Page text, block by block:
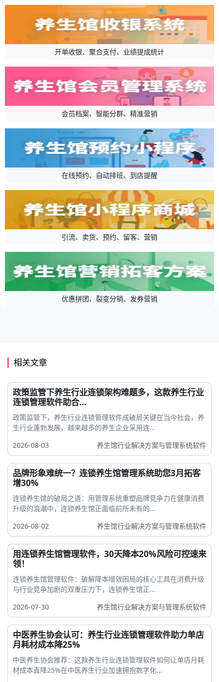
开单收银、聚合支付、业绩提成统计
会员档案、智能分群、精准营销
在线预约、自动排班、到店提醒
引流、卖货、预约、留客、营销
优惠拼团、裂变分销、发券营销
相关文章
政策监管下养生行业连锁架构难题多，这款养生行业
连锁管理软件助合...
政策监管下，养生行业连锁管理软件成破局关键在当今社会，养
生行业蓬勃发展，越来越多的养生企业采用连...
2026-08-03
养生馆行业解决方案与管理系统软件
品牌形象难统一？连锁养生馆管理系统助您3月拓客
增30%
连锁养生馆的破局之道：用管理系统重塑品牌竞争力在健康消费
升级的浪潮中，连锁养生馆正面临前所未有的...
2026-08-02
养生馆行业解决方案与管理系统软件
用连锁养生馆管理软件，30天降本20%风险可控速来
领！
连锁养生馆管理软件：破解降本增效困局的核心工具在消费升级
与行业竞争加剧的双重压力下，连锁养生馆正...
2026-07-30
养生馆行业解决方案与管理系统软件
中医养生协会认可：养生行业连锁管理软件助力单店
月耗材成本降25%
中医养生协会推荐：这款养生行业连锁管理软件如何让单店月耗
材成本直降25%在中医养生行业加速拥抱数字化...